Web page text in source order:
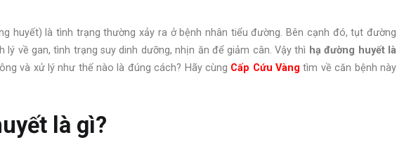
huyết) là tình trạng thường xảy ra ở bệnh nhân tiểu đường. Bên cạnh đó, tụt đường
lý về gan, tình trạng suy dinh dưỡng, nhịn ăn để giảm cân. Vậy thì hạ đường huyết là
và xử lý như thế nào là đúng cách? Hãy cùng Cấp Cứu Vàng tìm về căn bệnh này
là gì?